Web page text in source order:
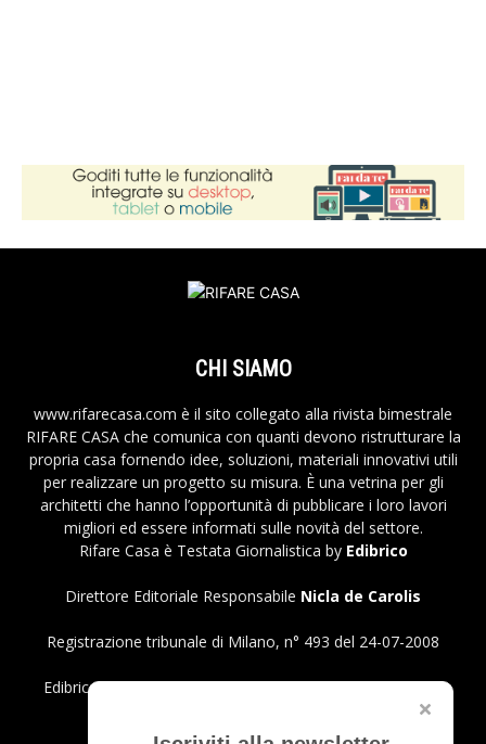
CHI SIAMO
www.rifarecasa.com è il sito collegato alla rivista bimestrale
RIFARE CASA che comunica con quanti devono ristrutturare la
propria casa fornendo idee, soluzioni, materiali innovativi utili
per realizzare un progetto su misura. È una vetrina per gli
architetti che hanno l’opportunità di pubblicare i loro lavori
migliori ed essere informati sulle novità del settore.
Rifare Casa è Testata Giornalistica by Edibrico
Direttore Editoriale Responsabile Nicla de Carolis
Registrazione tribunale di Milano, n° 493 del 24-07-2008
Edibrico srl - Viale Emilio Caldara, 44 - 20122 Milano P.iva
Privacy Policy